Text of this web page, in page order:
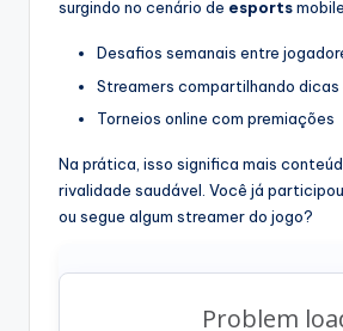
surgindo no cenário de esports
Desafios semanais entre
Streamers compartilhando
Torneios online com premiações
Na prática, isso significa mais
rivalidade saudável. Você já
ou segue algum streamer do jogo?